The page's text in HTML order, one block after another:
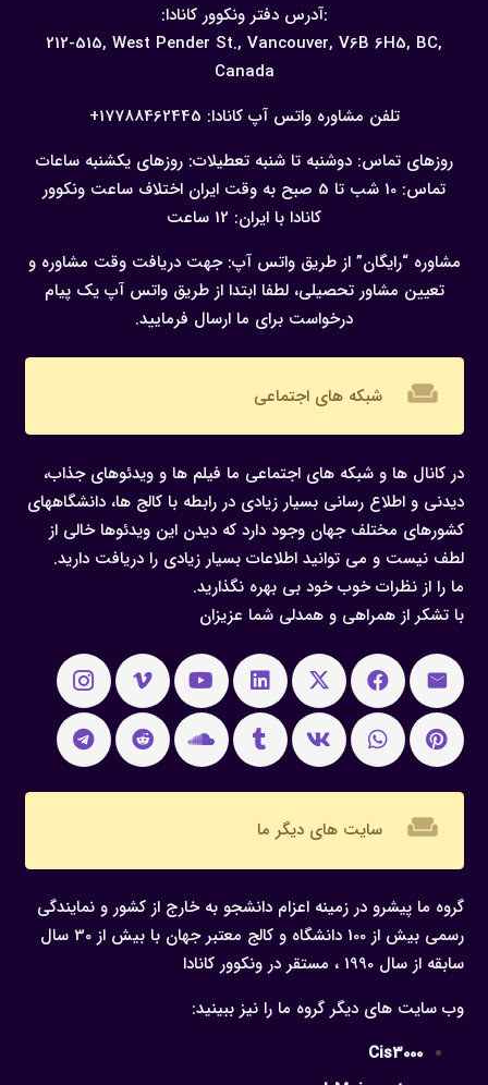
:آدرس دفتر ونکوور کانادا:
212-515, West Pender St., Vancouver, V6B 6H5, BC,
Canada
تلفن مشاوره واتس آپ کانادا: 17788462445+
روزهای تماس: دوشنبه تا شنبه تعطیلات: روزهای یکشنبه ساعات
تماس: 10 شب تا 5 صبح به وقت ایران
اختلاف ساعت ونکوور
کانادا با ایران: 12 ساعت
مشاوره “رایگان” از طریق واتس آپ: جهت دریافت وقت مشاوره و
تعیین مشاور تحصیلی، لطفا ابتدا از طریق واتس آپ یک پیام
درخواست برای ما ارسال فرمایید.
weekend شبکه های اجتماعی
در کانال ها و شبکه های اجتماعی ما فیلم ها و ویدئوهای جذاب،
دیدنی و اطلاع رسانی بسیار زیادی در رابطه با کالج ها، دانشگاههای
کشورهای مختلف جهان وجود دارد که دیدن این ویدئوها خالی از
لطف نیست و می توانید اطلاعات بسیار زیادی را دریافت دارید.
ما را از نظرات خوب خود بی بهره نگذارید.
با تشکر از همراهی و همدلی شما عزیزان
weekend سایت های دیگر ما
گروه ما پیشرو در زمینه اعزام دانشجو به خارج از کشور و نمایندگی
رسمی بیش از 100 دانشگاه و کالج معتبر جهان با بیش از 30 سال
سابقه از سال 1990 ، مستقر در ونکوور کانادا
وب سایت های دیگر گروه ما را نیز ببینید:
Cis3000